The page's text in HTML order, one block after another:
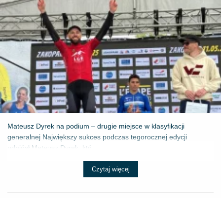
Mateusz Dyrek na podium – drugie miejsce w klasyfikacji
generalnej Największy sukces podczas tegorocznej edycji
odniósł Mateusz Dyrek, któ...
Czytaj więcej